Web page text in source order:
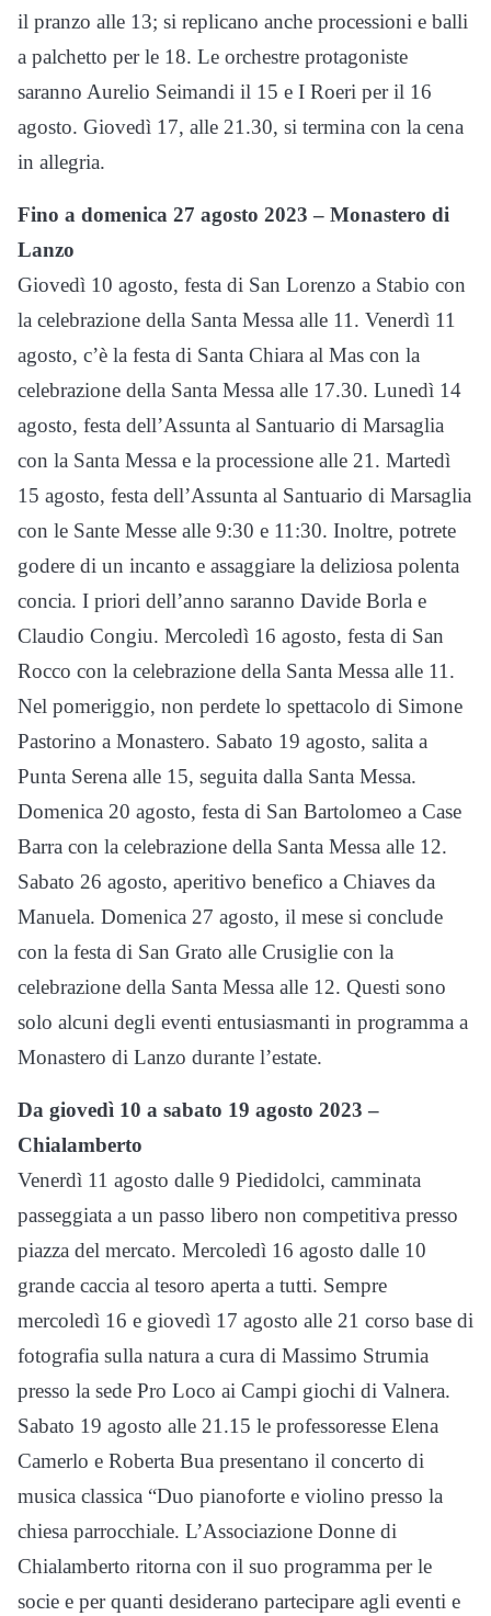
il pranzo alle 13; si replicano anche processioni e balli
a palchetto per le 18. Le orchestre protagoniste
saranno Aurelio Seimandi il 15 e I Roeri per il 16
agosto. Giovedì 17, alle 21.30, si termina con la cena
in allegria.
Fino a domenica 27 agosto 2023 – Monastero di
Lanzo
Giovedì 10 agosto, festa di San Lorenzo a Stabio con
la celebrazione della Santa Messa alle 11. Venerdì 11
agosto, c’è la festa di Santa Chiara al Mas con la
celebrazione della Santa Messa alle 17.30. Lunedì 14
agosto, festa dell’Assunta al Santuario di Marsaglia
con la Santa Messa e la processione alle 21. Martedì
15 agosto, festa dell’Assunta al Santuario di Marsaglia
con le Sante Messe alle 9:30 e 11:30. Inoltre, potrete
godere di un incanto e assaggiare la deliziosa polenta
concia. I priori dell’anno saranno Davide Borla e
Claudio Congiu. Mercoledì 16 agosto, festa di San
Rocco con la celebrazione della Santa Messa alle 11.
Nel pomeriggio, non perdete lo spettacolo di Simone
Pastorino a Monastero. Sabato 19 agosto, salita a
Punta Serena alle 15, seguita dalla Santa Messa.
Domenica 20 agosto, festa di San Bartolomeo a Case
Barra con la celebrazione della Santa Messa alle 12.
Sabato 26 agosto, aperitivo benefico a Chiaves da
Manuela. Domenica 27 agosto, il mese si conclude
con la festa di San Grato alle Crusiglie con la
celebrazione della Santa Messa alle 12. Questi sono
solo alcuni degli eventi entusiasmanti in programma a
Monastero di Lanzo durante l’estate.
Da giovedì 10 a sabato 19 agosto 2023 –
Chialamberto
Venerdì 11 agosto dalle 9 Piedidolci, camminata
passeggiata a un passo libero non competitiva presso
piazza del mercato. Mercoledì 16 agosto dalle 10
grande caccia al tesoro aperta a tutti. Sempre
mercoledì 16 e giovedì 17 agosto alle 21 corso base di
fotografia sulla natura a cura di Massimo Strumia
presso la sede Pro Loco ai Campi giochi di Valnera.
Sabato 19 agosto alle 21.15 le professoresse Elena
Camerlo e Roberta Bua presentano il concerto di
musica classica “Duo pianoforte e violino presso la
chiesa parrocchiale. L’Associazione Donne di
Chialamberto ritorna con il suo programma per le
socie e per quanti desiderano partecipare agli eventi e